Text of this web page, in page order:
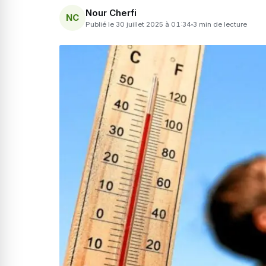
NC Nour Cherfi
Publié le 30 juillet 2025 à 01:34 3 min de lecture